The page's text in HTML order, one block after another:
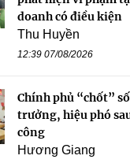
doanh có điều kiện
Thu Huyền
12:39 07/08/2026
Chính phủ “chốt”
trưởng, hiệu phó
công
Hương Giang